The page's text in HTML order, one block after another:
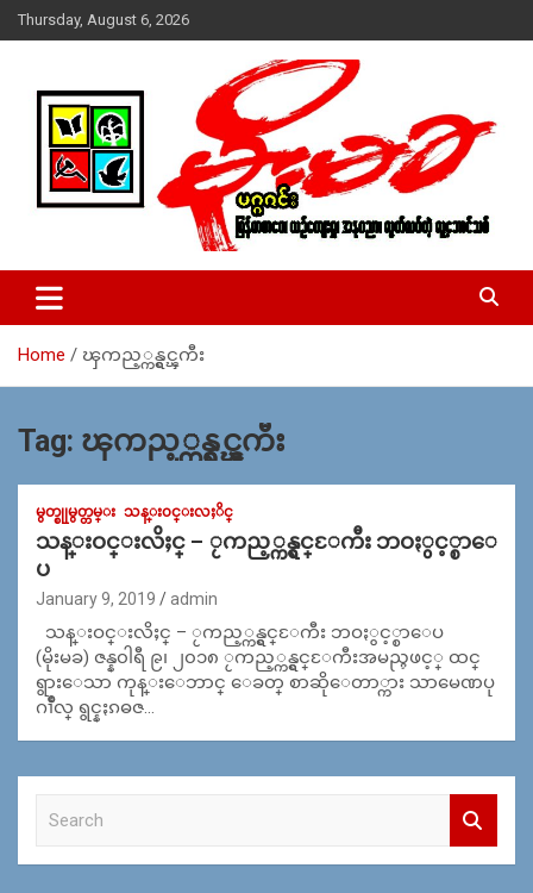
Skip
to
Thursday, August 6, 2026
MoeMaKa Burmese News &
Media
ယ္ေရး – အမွတ္ ၂၅၄၊ ပထပ္၊ လမ္း ၄၀၊ ေက်ာက္တံတား၊ ရန္ကုန္။
(ဖုုံး – ၀၉ ၂၅၂ ၂၄၉ ၀၉၄ ၊ ၀၉ ၄၂၁ ၇၄၃ ၇၅၃ ၊ ၀၉ ၅၀၄ ၁၀ ၅၈) ျ
ဇာေစ်းသစ္ ။ ၀၉ ၇၈၆၈၃၇ ၃၀၅ / ၀၉ ၉၆၃၆၉၉၈၃၄
Home ၾကည့္ကန္ရွင္ၾကီး
Tag: ၾကည့္ကန္ရွင္ၾကီး
မွတ္စုုမွတ္တမ္း သန္း၀င္းလႈိင္
သန္းဝင္းလိႈင္ – ႂကည့္ကန္ရွင္ႄကီး ဘဝႏွင့္စာေ
ပ
January 9, 2019 admin
သန္းဝင္းလိႈင္ – ႂကည့္ကန္ရွင္ႄကီး ဘဝႏွင့္စာေပ
(မိုးမခ) ဇန္န၀ါရီ ၉၊ ၂၀၁၈ ႂကည့္ကန္ရွင္ႄကီးအမည္ႁဖင့္ ထင္
ရွားေသာ ကုန္းေဘာင္ ေခတ္ စာဆိုေတာ္ကား သာမေဏပု
ဂၢိဳလ္ ရွင္နႏၵဓဇ…